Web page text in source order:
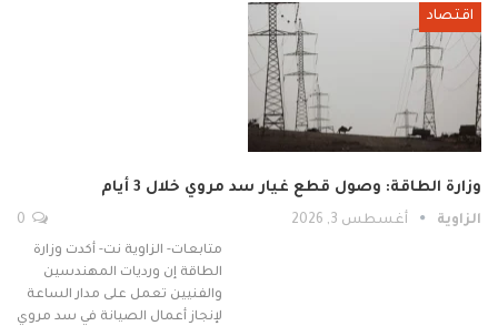
اقتصاد
وزارة الطاقة: وصول قطع غيار سد مروي خلال 3 أيام
الزاوية أغسطس 3, 2026
متابعات- الزاوية نت- أكدت وزارة
الطاقة إن ورديات المهندسين
والفنيين تعمل على مدار الساعة
لإنجاز أعمال الصيانة في سد مروي